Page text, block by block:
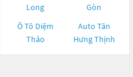
Long
Gòn
Ô Tô Diệm
Thảo
Auto Tân
Hưng Thịnh